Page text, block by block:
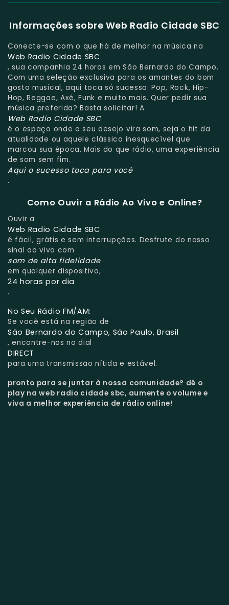
Informações sobre Web Radio Cidade SBC
Conecte-se com o que há de melhor na música na
Web Radio Cidade SBC
, sua companhia 24 horas em São Bernardo do Campo.
Com uma seleção exclusiva para os amantes do bom
gosto musical, aqui toca só sucesso: Pop, Rock, Hip-
Hop, Reggae, Axé, Funk e muito mais. Quer pedir sua
música preferida? Basta solicitar! A
Web Radio Cidade SBC
é o espaço onde o seu desejo vira som, seja o hit da
atualidade ou aquele clássico inesquecível que
marcou sua época. Mais do que rádio, uma experiência
de som sem fim.
Aqui o sucesso toca para você
.
Como Ouvir a Rádio Ao Vivo e Online?
Ouvir a
Web Radio Cidade SBC
é fácil, grátis e sem interrupções. Desfrute do nosso
sinal ao vivo com
som de alta fidelidade
em qualquer dispositivo,
24 horas por dia
.
No Seu Rádio FM/AM:
Se você está na região de
São Bernardo do Campo, São Paulo, Brasil
, encontre-nos no dial
DIRECT
para uma transmissão nítida e estável.
pronto para se juntar à nossa comunidade? dê o
play na web radio cidade sbc, aumente o volume e
viva a melhor experiência de rádio online!